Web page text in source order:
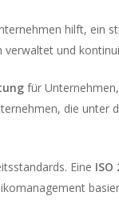
hilft, ein
und
für
die
Eine